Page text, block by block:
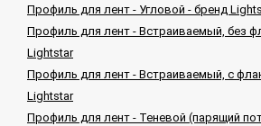
Профиль для лент - Угловой - бренд
Профиль для лент - Встраиваемый, без
Lightstar
Профиль для лент - Встраиваемый, с
Lightstar
Профиль для лент - Теневой (парящий